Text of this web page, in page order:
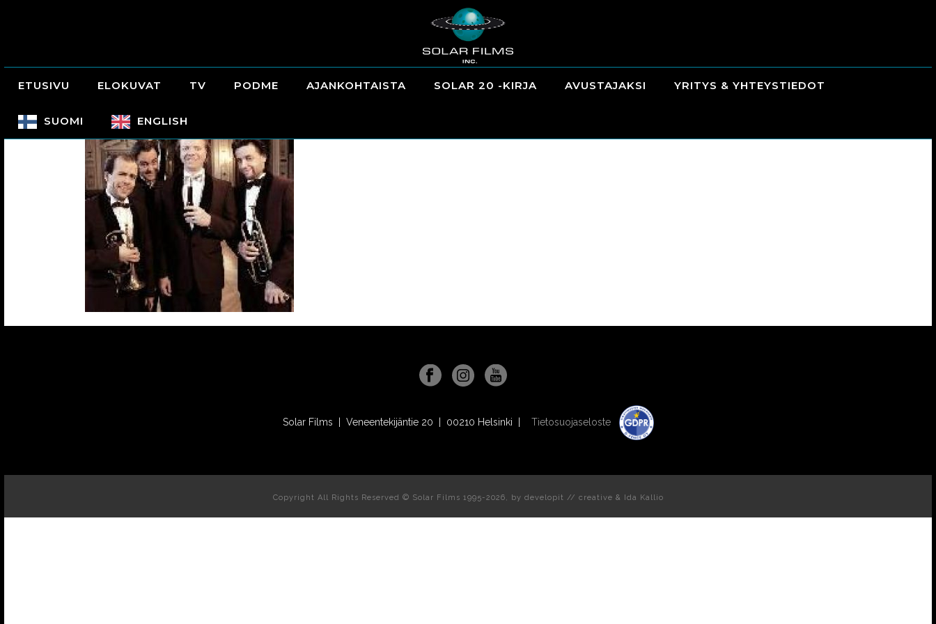
ETUSIVU ELOKUVAT TV PODME AJANKOHTAISTA SOLAR 20 -KIRJA AVUSTAJAKSI YRITYS & YHTEYSTIEDOT
SUOMI ENGLISH
Solar Films | Veneentekijäntie 20 | 00210 Helsinki | Tietosuojaseloste
Copyright All Rights Reserved © Solar Films 1995-2026, by developit // creative & Ida Kallio